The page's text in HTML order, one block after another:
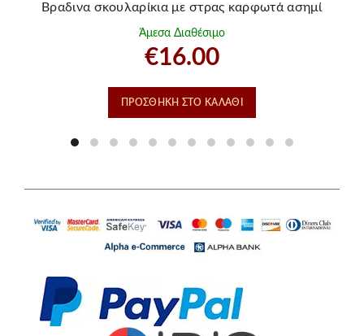
Βραδινα σκουλαρίκια με στρας καρφωτά ασημί
Άμεσα Διαθέσιμο
€16.00
ΠΡΟΣΘΉΚΗ ΣΤΟ ΚΑΛΆΘΙ